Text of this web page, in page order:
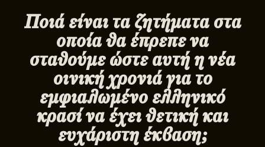
Ποιά είναι τα ζητήματα στα
οποία θα έπρεπε να
σταθούμε ώστε αυτή η νέα
οινική χρονιά για το
εμφιαλωμένο ελληνικό
κρασί να έχει θετική και
ευχάριστη έκβαση;